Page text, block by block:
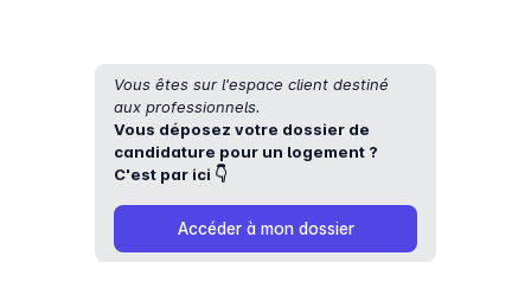
Vous êtes sur l'espace client destiné
aux professionnels.
Vous déposez votre dossier de
candidature pour un logement ?
C'est par ici 👇
Accéder à mon dossier